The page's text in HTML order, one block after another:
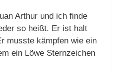
Arthur und ich finde
so heißt. Er ist halt
musste kämpfen wie ein
ein Löwe Sternzeichen